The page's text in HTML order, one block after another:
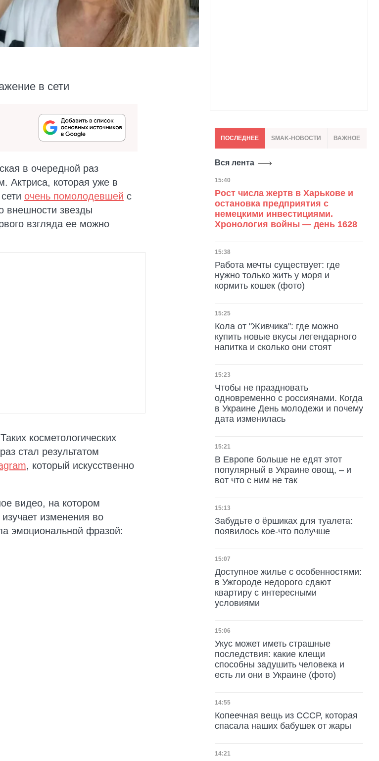
в сети
в очередной раз
Актриса, которая уже в
очень помолодевшей с
внешности звезды
взгляда ее можно
косметологических
стал результатом
, который искусственно
видео, на котором
изменения во
эмоциональной фразой:
ПОСЛЕДНЕЕ SMAK-НОВОСТИ ВАЖНОЕ
Вся лента
Дата публикации
15:40
Рост числа жертв в Харькове и
остановка предприятия с
немецкими инвестициями.
Хронология войны — день 1628
Дата публикации
15:38
Работа мечты существует: где
нужно только жить у моря и
кормить кошек (фото)
Дата публикации
15:25
Кола от "Живчика": где можно
купить новые вкусы легендарного
напитка и сколько они стоят
Дата публикации
15:23
Чтобы не праздновать
одновременно с россиянами. Когда
в Украине День молодежи и почему
дата изменилась
Дата публикации
15:21
В Европе больше не едят этот
популярный в Украине овощ, – и
вот что с ним не так
Дата публикации
15:13
Забудьте о ёршиках для туалета:
появилось кое-что получше
Дата публикации
15:07
Доступное жилье с особенностями:
в Ужгороде недорого сдают
квартиру с интересными
условиями
Дата публикации
15:06
Укус может иметь страшные
последствия: какие клещи
способны задушить человека и
есть ли они в Украине (фото)
Дата публикации
14:55
Копеечная вещь из СССР, которая
спасала наших бабушек от жары
Дата публикации
14:21